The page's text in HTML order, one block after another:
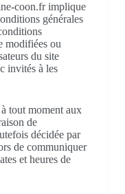
coon.fr implique
générales
modifiées ou
du site
invités à les
tout moment aux
de
décidée par
de communiquer
et heures de